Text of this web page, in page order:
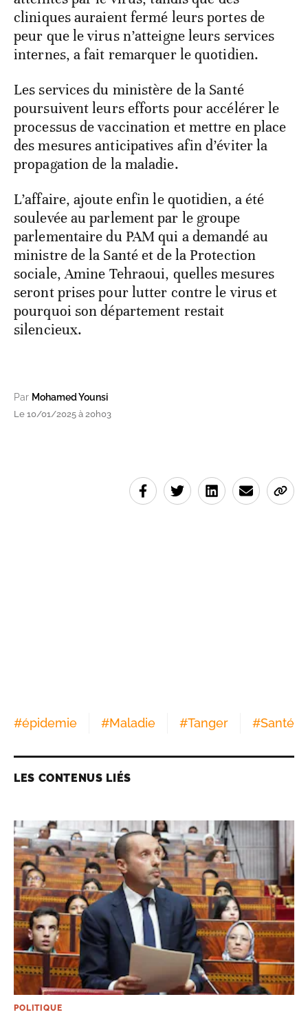
cliniques auraient fermé leurs portes de
peur que le virus n’atteigne leurs services
internes, a fait remarquer le quotidien.
Les services du ministère de la Santé
poursuivent leurs efforts pour accélérer le
processus de vaccination et mettre en place
des mesures anticipatives afin d’éviter la
propagation de la maladie.
L’affaire, ajoute enfin le quotidien, a été
soulevée au parlement par le groupe
parlementaire du PAM qui a demandé au
ministre de la Santé et de la Protection
sociale, Amine Tehraoui, quelles mesures
seront prises pour lutter contre le virus et
pourquoi son département restait
silencieux.
Par Mohamed Younsi
Le 10/01/2025 à 20h03
#épidemie #Maladie #Tanger #Santé
LES CONTENUS LIÉS
POLITIQUE